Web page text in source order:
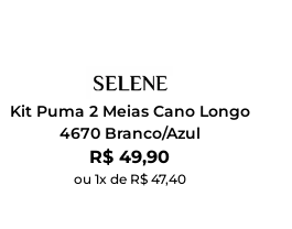
Kit Puma 2 Meias Cano Longo
4670 Branco/Azul
Por:
R$ 49,90
ou 1x de R$ 47,40